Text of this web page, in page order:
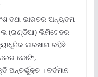
ତଥା ଭାରତର ଅନ୍ୟତମ
(ଇଣ୍ଡିଆ) ଲିମିଟେଡର
କାରଖାନା ରହିଛି
କୋଟିଂ,
ଅନ୍ତର୍ଭୁକ୍ତ । ବର୍ତମାନ